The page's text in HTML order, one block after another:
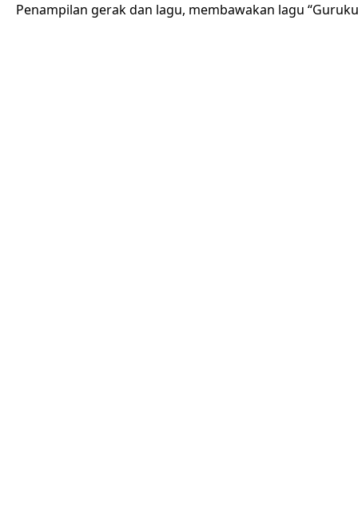
Penampilan gerak dan lagu, membawakan lagu